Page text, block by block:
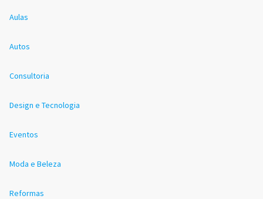
Aulas
Autos
Consultoria
Design e Tecnologia
Eventos
Moda e Beleza
Reformas